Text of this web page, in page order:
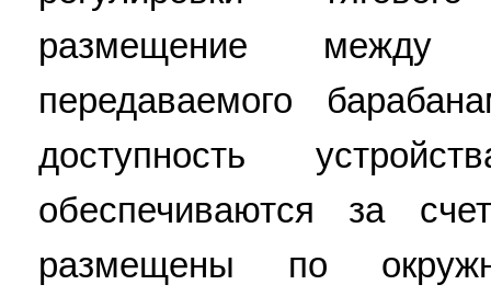
размещение между
передаваемого
доступность
обеспечиваются за
размещены по